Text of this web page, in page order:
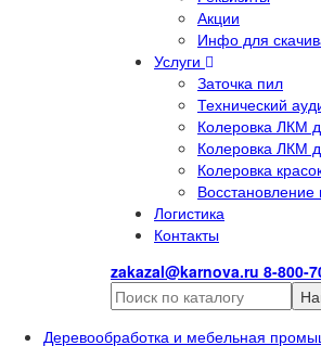
Акции
Инфо для
Услуги
Заточка пил
Технический
Колеровка ЛКМ
Колеровка ЛКМ
Колеровка
Восстановление
Логистика
Контакты
zakazal@karnova.ru 8-800-
Деревообработка и мебельная